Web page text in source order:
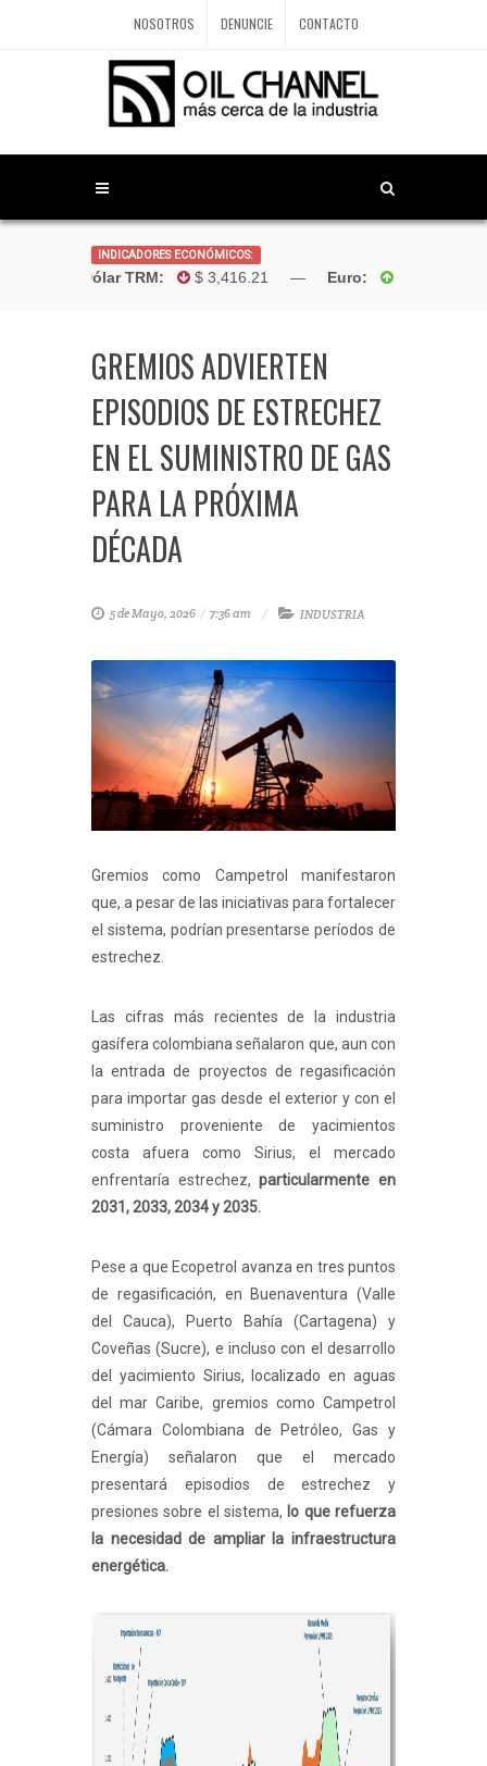
NOSOTROS DENUNCIE CONTACTO
INDICADORES ECONÓMICOS:
Dólar TRM: $ 3,416.21 —Euro: $4,181.96
GREMIOS ADVIERTEN
EPISODIOS DE ESTRECHEZ
EN EL SUMINISTRO DE GAS
PARA LA PRÓXIMA
DÉCADA
5 de Mayo, 2026 / 7:36 am INDUSTRIA
Gremios como Campetrol manifestaron
que, a pesar de las iniciativas para fortalecer
el sistema, podrían presentarse períodos de
estrechez.
Las cifras más recientes de la industria
gasífera colombiana señalaron que, aun con
la entrada de proyectos de regasificación
para importar gas desde el exterior y con el
suministro proveniente de yacimientos
costa afuera como Sirius, el mercado
enfrentaría estrechez,particularmente en
2031, 2033, 2034 y 2035.
Pese a que Ecopetrol avanza en tres puntos
de regasificación, en Buenaventura (Valle
del Cauca), Puerto Bahía (Cartagena) y
Coveñas (Sucre), e incluso con el desarrollo
del yacimiento Sirius, localizado en aguas
del mar Caribe, gremios como Campetrol
(Cámara Colombiana de Petróleo, Gas y
Energía) señalaron que el mercado
presentará episodios de estrechez y
presiones sobre el sistema, lo que refuerza
la necesidad de ampliar la infraestructura
energética.